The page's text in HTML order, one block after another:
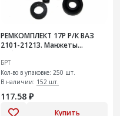
РЕМКОМПЛЕКТ 17Р Р/К ВАЗ
2101-21213. Манжеты
рабочего тормозного
цилиндра заднего
БРТ
Кол-во в упаковке: 250 шт.
В наличии: 152 шт.
117.58 ₽
Купить